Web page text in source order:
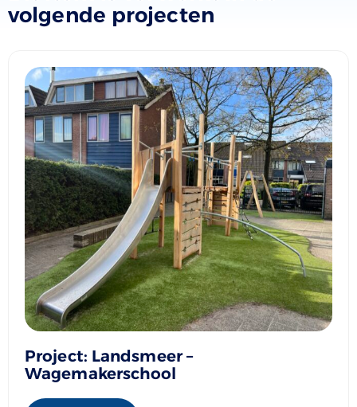
volgende projecten
Project: Landsmeer –
Wagemakerschool